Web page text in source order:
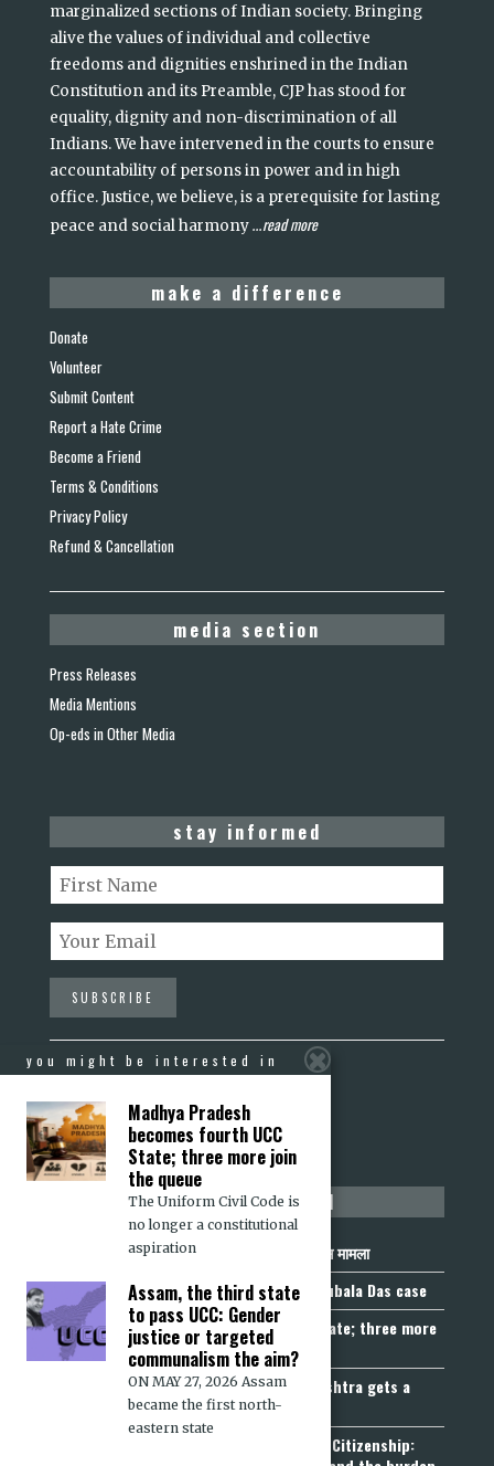
marginalized sections of Indian society. Bringing
alive the values of individual and collective
freedoms and dignities enshrined in the Indian
Constitution and its Preamble, CJP has stood for
equality, dignity and non-discrimination of all
Indians. We have intervened in the courts to ensure
accountability of persons in power and in high
office. Justice, we believe, is a prerequisite for lasting
peace and social harmony...read more
make a difference
Donate
Volunteer
Submit Content
Report a Hate Crime
Become a Friend
Terms & Conditions
Privacy Policy
Refund & Cancellation
media section
Press Releases
Media Mentions
Op-eds in Other Media
stay informed
Sabrang
Communalism Combat
not to be missed
निर्वासन से पहले राष्ट्रीयता की पहचान: राजूबाला दास मामला
Nationality Before Deportation: The Rajubala Das case
Madhya Pradesh becomes fourth UCC State; three more
join the queue
Fetters on Autonomy of Choice: Maharashtra gets a
“Freedom of Religion Act”, 2026
Aadhaar, Voter ID and PAN Cannot Prove Citizenship:
you might be interested in
Madhya Pradesh
becomes fourth UCC
State; three more join
the queue
The Uniform Civil Code is
no longer a constitutional
aspiration
Assam, the third state
to pass UCC: Gender
justice or targeted
communalism the aim?
ON MAY 27, 2026 Assam
became the first north-
eastern state